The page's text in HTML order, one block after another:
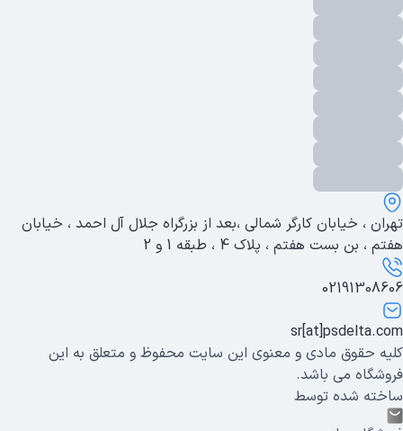
تهران ، خیابان کارگر شمالی ،بعد از بزرگراه جلال آل احمد ، خیابان
هفتم ، بن بست هفتم ، پلاک 4 ، طبقه 1 و 2
02191308606
sr[at]psdelta.com
کلیه حقوق مادی و معنوی این سایت محفوظ و متعلق به این
فروشگاه می باشد.
ساخته شده توسط